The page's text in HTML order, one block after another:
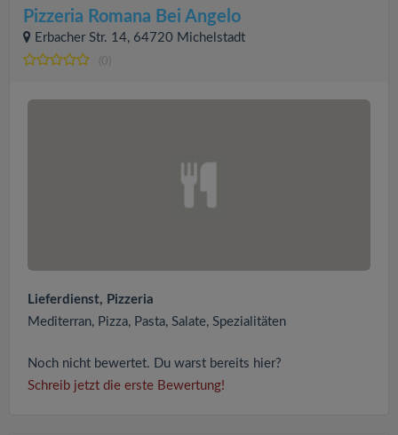
Pizzeria Romana Bei Angelo
Erbacher Str. 14, 64720 Michelstadt
(0)
Lieferdienst, Pizzeria
Mediterran, Pizza, Pasta, Salate, Spezialitäten
Noch nicht bewertet. Du warst bereits hier?
Schreib jetzt die erste Bewertung!